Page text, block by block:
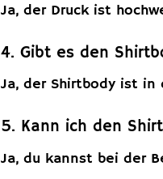
Ja, der Druck ist
4. Gibt es den
Ja, der Shirtbody ist
5. Kann ich den
Ja, du kannst bei der